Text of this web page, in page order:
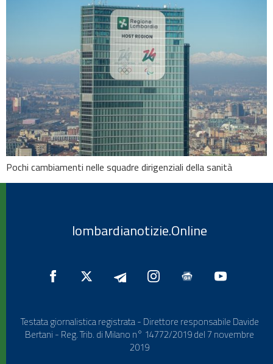
Pochi cambiamenti nelle squadre dirigenziali della sanità
lombardianotizie.Online
Testata giornalistica registrata - Direttore responsabile Davide
Bertani - Reg. Trib. di Milano n° 14772/2019 del 7 novembre
2019